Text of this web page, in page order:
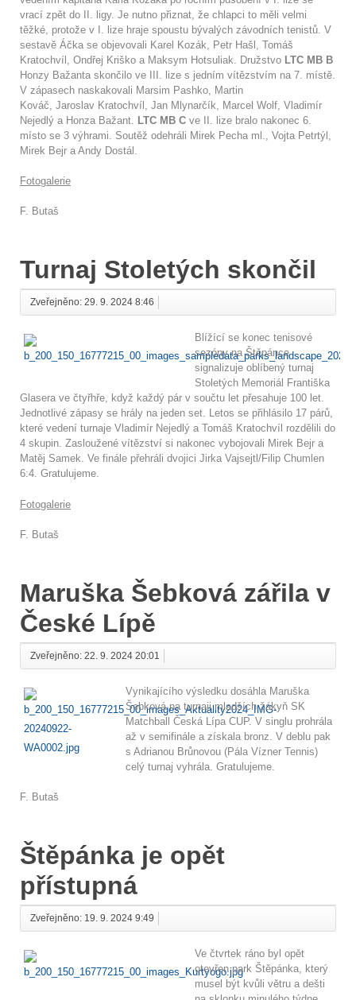
vrací zpět do II. ligy. Je nutno přiznat, že chlapci to měli velmi
těžké, protože v I. lize hraje spoustu bývalých závodních tenistů. V
sestavě Áčka se objevovali Karel Kozák, Petr Hašl, Tomáš
Kratochvíl, Ondřej Kriško a Maksym Hotsuliak. Družstvo LTC MB B
Honzy Bažanta skončilo ve III. lize s jedním vítězstvím na 7. místě.
V zápasech naskakovali Marsim Pashko, Martin
Kováč, Jaroslav Kratochvíl, Jan Mlynarčík, Marcel Wolf, Vladimír
Nejedlý a Honza Bažant.
LTC MB C ve II. lize bralo nakonec 6.
místo se 3 výhrami. Soutěž odehráli Mirek Pecha ml., Vojta Petrtýl,
Mirek Bejr a Andy Dostál.
Fotogalerie
F. Butaš
Turnaj Stoletých skončil
Zveřejněno: 29. 9. 2024 8:46
Blížící se konec tenisové
sezóny na Štěpánce
signalizuje oblíbený turnaj
Stoletých Memoriál Františka
Glasera ve čtyřhře, když každý pár v součtu let přesahuje 100 let.
Jednotlivé zápasy se hrály na jeden set. Letos se přihlásilo 17 párů,
které vedení turnaje Vladimír Nejedlý a Tomáš Kratochvíl rozdělili do
4 skupin. Zasloužené vítězství si nakonec vybojovali Mirek Bejr a
Matěj Samek. Ve finále přehráli dvojici Jirka Vajsejtl/Filip Chumlen
6:4. Gratulujeme.
Fotogalerie
F. Butaš
Maruška Šebková zářila v
České Lípě
Zveřejněno: 22. 9. 2024 20:01
Vynikajícího výsledku dosáhla Maruška
Šebková na turnaji mladších žákyň SK
Matchball Česká Lípa CUP. V singlu prohrála
až v semifinále a získala bronz. V deblu pak
s Adrianou Brůnovou (Pála Vízner Tennis)
celý turnaj vyhrála. Gratulujeme.
F. Butaš
Štěpánka je opět
přístupná
Zveřejněno: 19. 9. 2024 9:49
Ve čtvrtek ráno byl opět
otevřen park Štěpánka, který
musel být kvůli větru a dešti